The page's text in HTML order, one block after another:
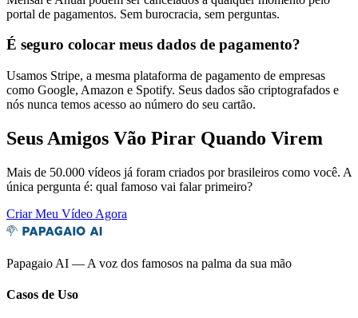
portal de pagamentos. Sem burocracia, sem perguntas.
É seguro colocar meus dados de pagamento?
Usamos Stripe, a mesma plataforma de pagamento de empresas
como Google, Amazon e Spotify. Seus dados são criptografados e
nós nunca temos acesso ao número do seu cartão.
Seus Amigos Vão Pirar Quando Virem
Mais de 50.000 vídeos já foram criados por brasileiros como você. A
única pergunta é: qual famoso vai falar primeiro?
Criar Meu Vídeo Agora
Papagaio AI — A voz dos famosos na palma da sua mão
Casos de Uso